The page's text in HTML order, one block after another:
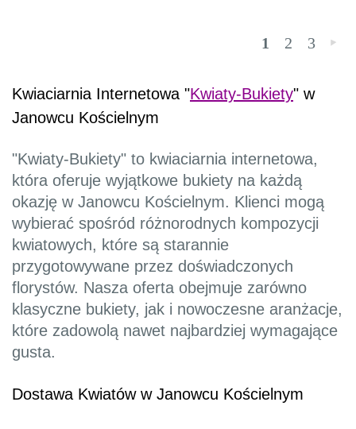
1 2 3 »
Kwiaciarnia Internetowa "Kwiaty-Bukiety" w
Janowcu Kościelnym
"Kwiaty-Bukiety" to kwiaciarnia internetowa,
która oferuje wyjątkowe bukiety na każdą
okazję w Janowcu Kościelnym. Klienci mogą
wybierać spośród różnorodnych kompozycji
kwiatowych, które są starannie
przygotowywane przez doświadczonych
florystów. Nasza oferta obejmuje zarówno
klasyczne bukiety, jak i nowoczesne aranżacje,
które zadowolą nawet najbardziej wymagające
gusta.
Dostawa Kwiatów w Janowcu Kościelnym